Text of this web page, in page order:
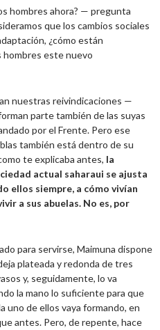
hombres ahora? — pregunta
que los cambios sociales
¿cómo están
este nuevo
nuestras reivindicaciones —
parte también de las suyas
por el Frente. Pero ese
también está dentro de su
te explicaba antes, la
actual saharaui se ajusta
ellos siempre, a cómo vivían
a sus abuelas. No es, por
para servirse, Maimuna dispone
plateada y redonda de tres
y, seguidamente, lo va
la mano lo suficiente para que
uno de ellos vaya formando, en
antes. Pero, de repente, hace